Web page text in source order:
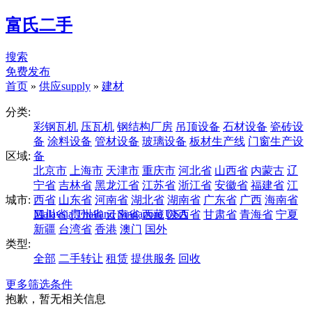
富氏二手
搜索
免费发布
首页 » 供应supply » 建材
分类:
彩钢瓦机 压瓦机 钢结构厂房 吊顶设备 石材设备 瓷砖设
备 涂料设备 管材设备 玻璃设备 板材生产线 门窗生产设
备
区域:
北京市
上海市 天津市 重庆市 河北省 山西省 内蒙古 辽
宁省 吉林省 黑龙江省 江苏省 浙江省 安徽省 福建省 江
西省 山东省 河南省 湖北省 湖南省 广东省 广西 海南省
四川省 贵州省 云南省 西藏 陕西省 甘肃省 青海省 宁夏
新疆 台湾省 香港 澳门 国外
城市:
Malaysia Thailand Singapore USA
类型:
全部 二手转让 租赁 提供服务 回收
更多筛选条件
抱歉，暂无相关信息